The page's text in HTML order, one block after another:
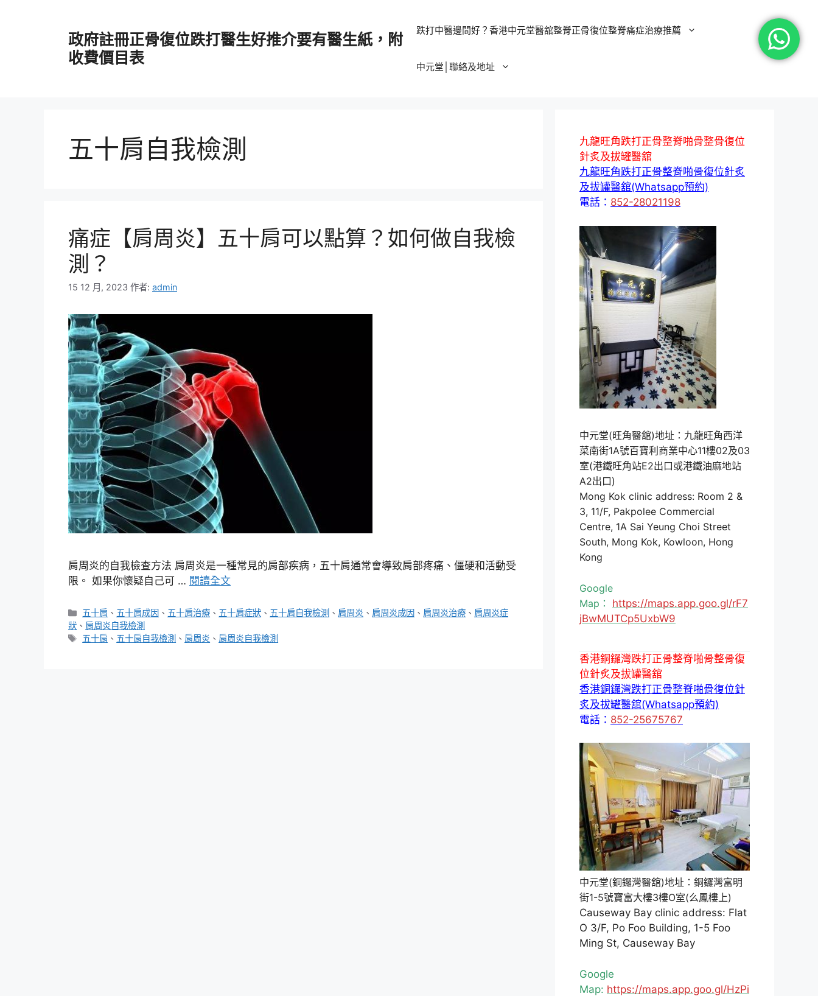
政府註冊正骨復位跌打醫生好推介要有醫生紙，附
收費價目表
跌打中醫邊間好？香港中元堂醫舘整脊正骨復位整脊痛症治療推薦
中元堂│聯絡及地址
五十肩自我檢測
痛症【肩周炎】五十肩可以點算？如何做自我檢
測？
15 12 月, 2023 作者: admin
肩周炎的自我檢查方法 肩周炎是一種常見的肩部疾病，五十肩通常會導致肩部疼痛、僵硬和活動受
限。 如果你懷疑自己可 … 閱讀全文
分
類
五十肩 、 五十肩成因 、 五十肩治療 、 五十肩症狀 、 五十肩自我檢測 、 肩周炎 、 肩周炎成因 、 肩周炎治療 、 肩周炎症
狀 、 肩周炎自我檢測
標
五十肩 、 五十肩自我檢測 、 肩周炎 、 肩周炎自我檢測
九龍旺角跌打正骨整脊啪骨整骨復位
針炙及拔罐醫舘
九龍旺角跌打正骨整脊啪骨復位針炙
及拔罐醫舘(Whatsapp預約)
電話： 852-28021198
中元堂(旺角醫舘)地址：九龍旺角西洋
菜南街1A號百寶利商業中心11樓02及03
室(港鐵旺角站E2出口或港鐵油麻地站
A2出口)
Mong Kok clinic address: Room 2 &
3, 11/F, Pakpolee Commercial
Centre, 1A Sai Yeung Choi Street
South, Mong Kok, Kowloon, Hong
Kong
Google
Map： https://maps.app.goo.gl/rF7
jBwMUTCp5UxbW9
香港銅鑼灣跌打正骨整脊啪骨整骨復
位針炙及拔罐醫舘
香港銅鑼灣跌打正骨整脊啪骨復位針
炙及拔罐醫舘(Whatsapp預約)
電話： 852-25675767
中元堂(銅鑼灣醫舘)地址：銅鑼灣富明
街1-5號寶富大樓3樓O室(么鳳樓上)
Causeway Bay clinic address: Flat
O 3/F, Po Foo Building, 1-5 Foo
Ming St, Causeway Bay
Google
Map: https://maps.app.goo.gl/HzPi